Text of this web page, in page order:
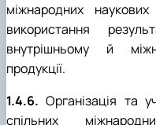
міжнародних
використання
внутрішньому й
продукції.
1.4.6. Організація та
спільних